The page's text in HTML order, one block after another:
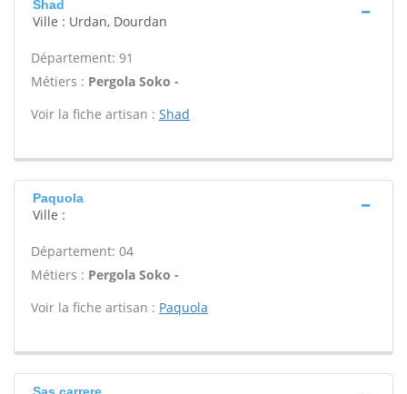
Shad
Ville : Urdan, Dourdan
Département: 91
Métiers : Pergola Soko -
Voir la fiche artisan : Shad
Paquola
Ville :
Département: 04
Métiers : Pergola Soko -
Voir la fiche artisan : Paquola